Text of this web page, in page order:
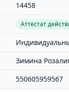
14458
Аттестат
Зимина
550605959567